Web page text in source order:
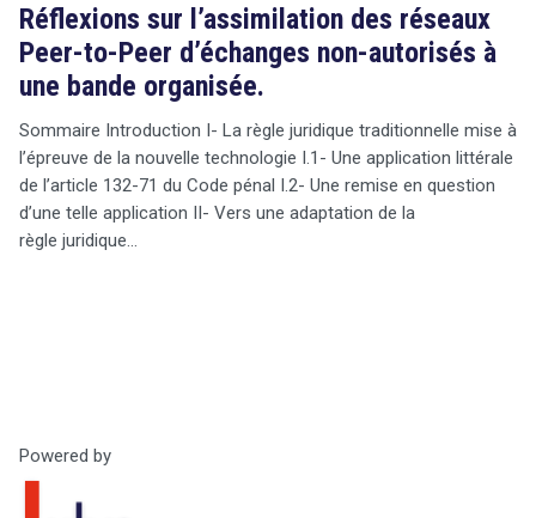
Réflexions sur l’assimilation des réseaux
Peer-to-Peer d’échanges non-autorisés à
une bande organisée.
Sommaire Introduction I- La règle juridique traditionnelle mise à
l’épreuve de la nouvelle technologie I.1- Une application littérale
de l’article 132-71 du Code pénal I.2- Une remise en question
d’une telle application II- Vers une adaptation de la
règle juridique…
Powered by